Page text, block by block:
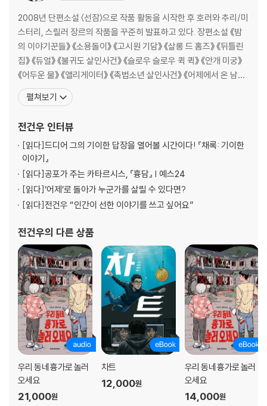
2008년 단편소설 〈선잠〉으로 작품 활동을 시작한 후 호러와 추리/미
스터리, 스릴러 장르의 작품을 꾸준히 발표하고 있다. 장편소설 《밤
의 이야기꾼들》 《소용돌이》 《고시원 기담》 《살롱 드 홈즈》 《뒤틀린
집》 《듀얼》 《불귀도 살인사건》 《슬로우 슬로우 퀵 퀵》 《안개 미궁》
《어두운 물》 《앨리게이터》 《촉법소년 살인사건》 《어제에서 온 남
자》 《더 컬트》 《어두운 숲》 《흉담》 《사이킥 걸》 《우리 동네 흉가로
놀러 오세요》 《믹스테이프》 등을 썼으며, 소설집 《한밤중에 나 홀로》
펴냈다. 장편소설 《뒤
펼쳐보기
전건우 인터뷰
[읽다]드디어 그의 기이한 답장을 열어볼 시간이다! 『채록: 기이한
이야기』
[읽다]공포가 주는 카타르시스, 『흉담』 | 예스24
[읽다]‘어제’로 돌아가 누군가를 살릴 수 있다면?
[읽다]전건우 “인간이 선한 이야기를 쓰고 싶어요”
전건우의 다른 상품
우리 동네 흉가로 놀러
오세요
21,000원
차트
12,000원
우리 동네 흉가로 놀러
오세요
14,000원